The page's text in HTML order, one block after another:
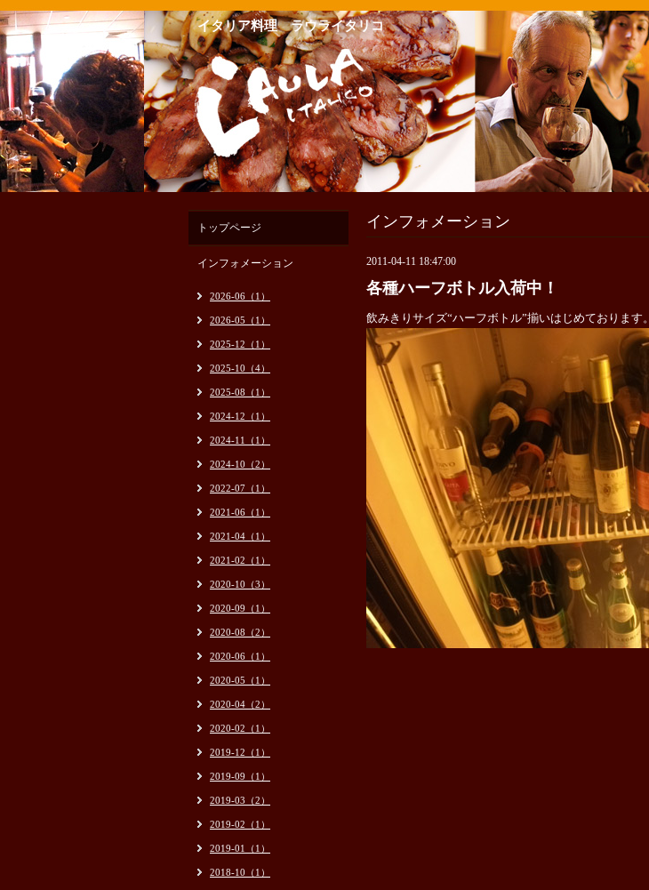
イタリア料理 ラウライタリコ
インフォメーション
2011-04-11 18:47:00
各種ハーフボトル入荷中！
飲みきりサイズ“ハーフボトル”揃いはじめております。
トップページ
インフォメーション
2026-06（1）
2026-05（1）
2025-12（1）
2025-10（4）
2025-08（1）
2024-12（1）
2024-11（1）
2024-10（2）
2022-07（1）
2021-06（1）
2021-04（1）
2021-02（1）
2020-10（3）
2020-09（1）
2020-08（2）
2020-06（1）
2020-05（1）
2020-04（2）
2020-02（1）
2019-12（1）
2019-09（1）
2019-03（2）
2019-02（1）
2019-01（1）
2018-10（1）